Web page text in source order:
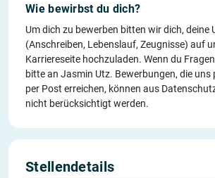
Wie bewirbst du dich?
Um dich zu bewerben bitten wir dich, deine
(Anschreiben, Lebenslauf, Zeugnisse) auf
Karriereseite hochzuladen. Wenn du
bitte an Jasmin Utz. Bewerbungen, die uns
per Post erreichen, können aus
nicht berücksichtigt werden.
Stellendetails